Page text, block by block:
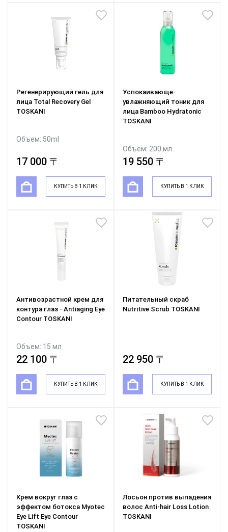
Регенерирующий гель для
лица Total Recovery Gel
TOSKANI
Объем: 50ml
17 000 〒
КУПИТЬ В 1 КЛИК
Успокаивающе-
увлажняющий тоник для
лица Bamboo Hydratonic
TOSKANI
Объем: 200 мл
19 550 〒
КУПИТЬ В 1 КЛИК
Антивозрастной крем для
контура глаз - Antiaging Eye
Contour TOSKANI
Объем: 15 мл
22 100 〒
КУПИТЬ В 1 КЛИК
Питательный скраб
Nutritive Scrub TOSKANI
22 950 〒
КУПИТЬ В 1 КЛИК
Крем вокруг глаз с
эффектом ботокса Myotec
Eye Lift Eye Сontour
TOSKANI
Лосьон против выпадения
волос Anti-hair Loss Lotion
TOSKANI